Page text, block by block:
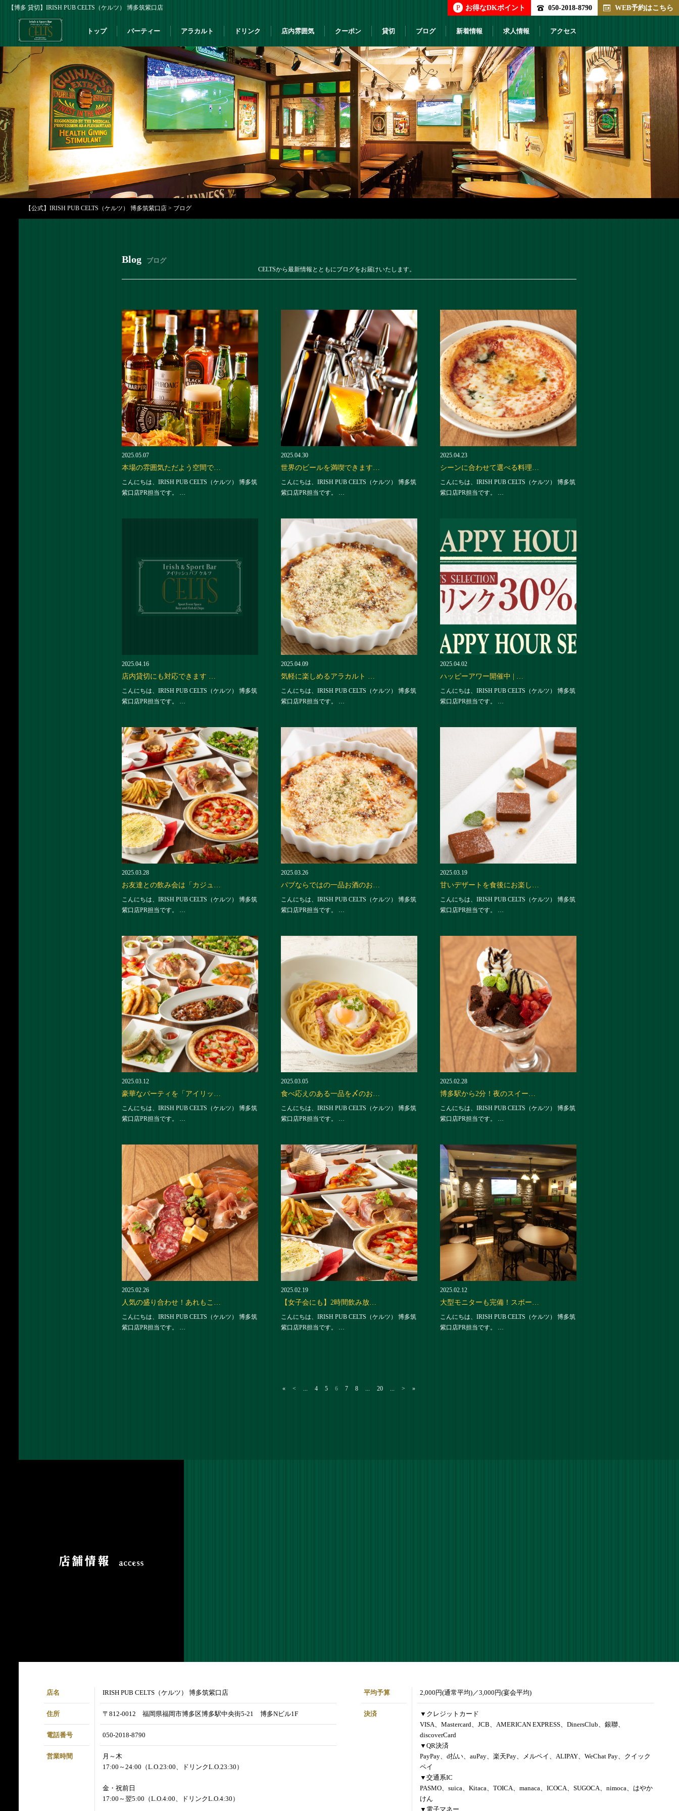
【博多 貸切】IRISH PUB CELTS（ケルツ） 博多筑紫口店 P お得なDKポイント 050-2018-8790 WEB予約はこちら
トップ パーティー アラカルト ドリンク 店内雰囲気 クーポン 貸切 ブログ 新着情報 求人情報 アクセス
【公式】IRISH PUB CELTS（ケルツ） 博多筑紫口店 > ブログ
Blog ブログ
CELTSから最新情報とともにブログをお届けいたします。
2025.05.07
本場の雰囲気ただよう空間で…
こんにちは、IRISH PUB CELTS（ケルツ） 博多筑
紫口店PR担当です。 …
2025.04.30
世界のビールを満喫できます…
こんにちは、IRISH PUB CELTS（ケルツ） 博多筑
紫口店PR担当です。 …
2025.04.23
シーンに合わせて選べる料理…
こんにちは、IRISH PUB CELTS（ケルツ） 博多筑
紫口店PR担当です。 …
2025.04.16
店内貸切にも対応できます …
こんにちは、IRISH PUB CELTS（ケルツ） 博多筑
紫口店PR担当です。 …
2025.04.09
気軽に楽しめるアラカルト …
こんにちは、IRISH PUB CELTS（ケルツ） 博多筑
紫口店PR担当です。 …
2025.04.02
ハッピーアワー開催中 | …
こんにちは、IRISH PUB CELTS（ケルツ） 博多筑
紫口店PR担当です。 …
2025.03.28
お友達との飲み会は「カジュ…
こんにちは、IRISH PUB CELTS（ケルツ） 博多筑
紫口店PR担当です。 …
2025.03.26
パブならではの一品お酒のお…
こんにちは、IRISH PUB CELTS（ケルツ） 博多筑
紫口店PR担当です。 …
2025.03.19
甘いデザートを食後にお楽し…
こんにちは、IRISH PUB CELTS（ケルツ） 博多筑
紫口店PR担当です。 …
2025.03.12
豪華なパーティを「アイリッ…
こんにちは、IRISH PUB CELTS（ケルツ） 博多筑
紫口店PR担当です。 …
2025.03.05
食べ応えのある一品を〆のお…
こんにちは、IRISH PUB CELTS（ケルツ） 博多筑
紫口店PR担当です。 …
2025.02.28
博多駅から2分！夜のスイー…
こんにちは、IRISH PUB CELTS（ケルツ） 博多筑
紫口店PR担当です。 …
2025.02.26
人気の盛り合わせ！あれもこ…
こんにちは、IRISH PUB CELTS（ケルツ） 博多筑
紫口店PR担当です。 …
2025.02.19
【女子会にも】2時間飲み放…
こんにちは、IRISH PUB CELTS（ケルツ） 博多筑
紫口店PR担当です。 …
2025.02.12
大型モニターも完備！スポー…
こんにちは、IRISH PUB CELTS（ケルツ） 博多筑
紫口店PR担当です。 …
« < ... 4 5 6 7 8 ... 20 ... > »
店名 IRISH PUB CELTS（ケルツ） 博多筑紫口店
住所 〒812-0012 福岡県福岡市博多区博多駅中央街5-21 博多Nビル1F
電話番号 050-2018-8790
営業時間
月～木
17:00～24:00（L.O.23:00、ドリンクL.O.23:30）
金・祝前日
17:00～翌5:00（L.O.4:00、ドリンクL.O.4:30）
平均予算 2,000円(通常平均)／3,000円(宴会平均)
決済
▼クレジットカード
VISA、Mastercard、JCB、AMERICAN EXPRESS、DinersClub、銀聯、
discoverCard
▼QR決済
PayPay、d払い、auPay、楽天Pay、メルペイ、ALIPAY、WeChat Pay、クイック
ペイ
▼交通系IC
PASMO、suica、Kitaca、TOICA、manaca、ICOCA、SUGOCA、nimoca、はやか
けん
▼電子マネー